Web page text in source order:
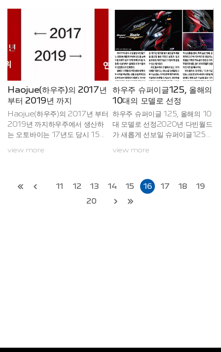
Haojue(하우주)의 2017년
부터 2019년 까지
Haojue(하우주)의 2017년 부터
2019년 까지하우주에서 생산하
는 오토바이는 17년도 당시 15년
2년이 지난 2019년하우주는 17
7년 442.18억 위안 (한화 약 7조
3300억)로 책정됐습니다.하우주
는 지속적으로 성장하여 브랜드
view more
하우주 슈퍼이글125, 올해의
10대의 모델로 선정
하우주 슈퍼이글 125, 올해의 10
대 모델로 선정2020년 다빈월드
가 새롭게 선보일 슈퍼이글125국
올해 10대 모델로 선정독수리 모
view more
11 12 13 14 15 16 17 18
19
20